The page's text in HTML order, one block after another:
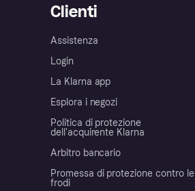
Clienti
Assistenza
Login
La Klarna app
Esplora i negozi
Politica di protezione
dell'acquirente Klarna
Arbitro bancario
Promessa di protezione contro le
frodi